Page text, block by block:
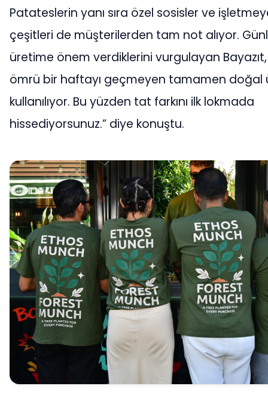
Patateslerin yanı sıra özel sosisler ve
çeşitleri de müşterilerden tam not alıyor.
üretime önem verdiklerini vurgulayan Bayazıt,
ömrü bir haftayı geçmeyen tamamen doğal
kullanılıyor. Bu yüzden tat farkını ilk lokmada
hissediyorsunuz.” diye konuştu.